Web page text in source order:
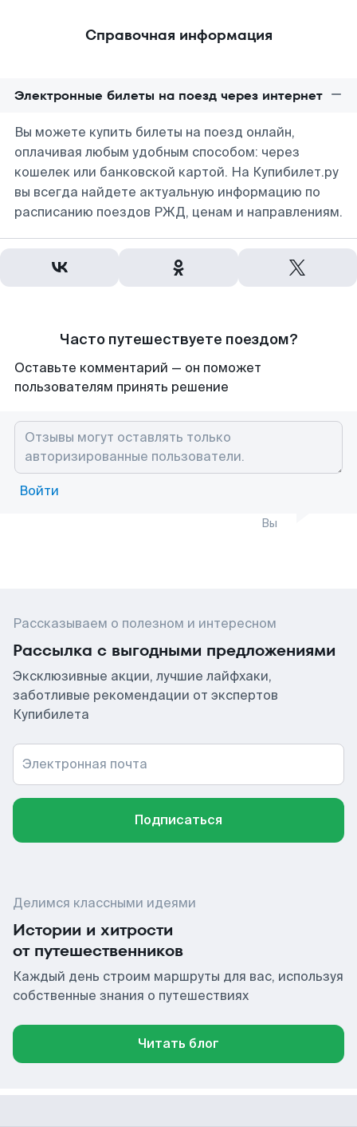
Справочная информация
Электронные билеты на поезд через интернет
Вы можете купить билеты на поезд онлайн,
оплачивая любым удобным способом: через
кошелек или банковской картой. На Купибилет.ру
вы всегда найдете актуальную информацию по
расписанию поездов РЖД, ценам и направлениям.
Часто путешествуете поездом?
Оставьте комментарий — он поможет
пользователям принять решение
Войти
Вы
Рассказываем о полезном и интересном
Рассылка с выгодными предложениями
Эксклюзивные акции, лучшие лайфхаки,
заботливые рекомендации от экспертов
Купибилета
Электронная почта
Подписаться
Делимся классными идеями
Истории и хитрости
от путешественников
Каждый день строим маршруты для вас, используя
собственные знания о путешествиях
Читать блог